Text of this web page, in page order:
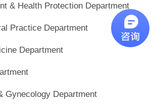
& Health Protection Department
Practice Department
Department
Gynecology Department